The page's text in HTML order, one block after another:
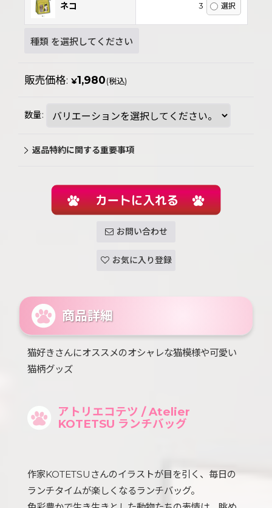
ネコ 3
種類 を選択してください
販売価格: ¥1,980(税込)
数量:
返品特約に関する重要事項
お問い合わせ
お気に入り登録
商品詳細
猫好きさんにオススメのオシャレな猫模様や可愛い
猫柄グッズ
アトリエコテツ / Atelier
KOTETSU ランチバッグ
作家KOTETSUさんのイラストが目を引く、毎日の
ランチタイムが楽しくなるランチバッグ。